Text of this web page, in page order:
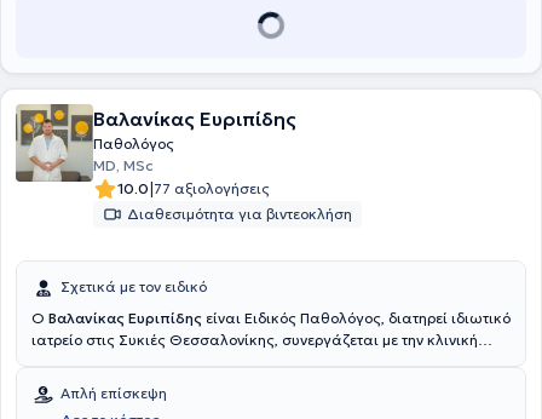
Βαλανίκας Ευριπίδης
Παθολόγος
MD, MSc
10.0|77 αξιολογήσεις
Διαθεσιμότητα για βιντεοκλήση
Σχετικά με τον ειδικό
O Βαλανίκας Ευριπίδης είναι Ειδικός Παθολόγος, διατηρεί ιδιωτικό
ιατρείο στις Συκιές Θεσσαλονίκης, συνεργάζεται με την κλινική
πτυχιούχος της Ιατρικής Σχολής του Δημοκριτείου Πανεπιστημίου
Θράκης και ειδικευθείς στην Ά Προπαιδευτική Παθολογική Κλινική
Απλή επίσκεψη